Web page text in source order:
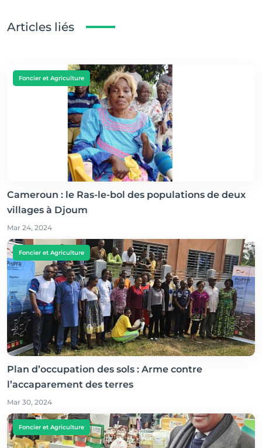
Articles liés
Foncier et Agriculture
Cameroun : le Ras-le-bol des populations de deux
villages à Djoum
Mar 24, 2024
Foncier et Agriculture
Plan d’occupation des sols : Arme contre
l’accaparement des terres
Mar 30, 2024
Foncier et Agriculture